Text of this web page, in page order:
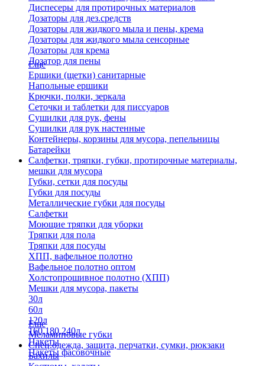
Диспесеры для протирочных материалов
Дозаторы для дез.средств
Дозаторы для жидкого мыла и пены, крема
Дозаторы для жидкого мыла сенсорные
Дозаторы для крема
Дозатор для пены
Еще
Ершики (щетки) санитарные
Напольные ершики
Крючки, полки, зеркала
Сеточки и таблетки для писсуаров
Сушилки для рук, фены
Сушилки для рук настенные
Контейнеры, корзины для мусора, пепельницы
Батарейки
Салфетки, тряпки, губки, протирочные материалы,
мешки для мусора
Губки, сетки для посуды
Губки для посуды
Металлические губки для посуды
Салфетки
Моющие тряпки для уборки
Тряпки для пола
Тряпки для посуды
ХПП, вафельное полотно
Вафельное полотно оптом
Холстопрошивное полотно (ХПП)
Мешки для мусора, пакеты
30л
60л
120л
160,180,240л
Пакеты
Пакеты фасовочные
Еще
Меламиновые губки
Спец.одежда, защита, перчатки, сумки, рюкзаки
Бахилы